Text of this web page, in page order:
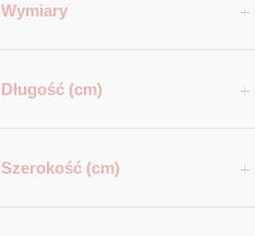
Wymiary
Długość (cm)
Szerokość (cm)